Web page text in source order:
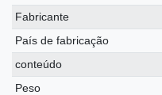
Fabricante
País de fabricação
conteúdo
Peso